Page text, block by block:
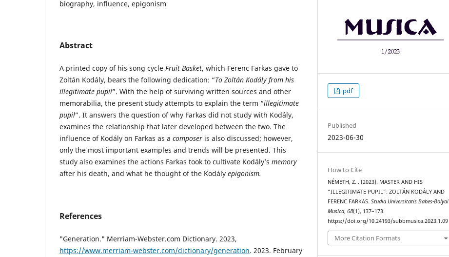
biography, influence, epigonism
Abstract
A printed copy of his song cycle Fruit Basket, which Ferenc Farkas gave to
Zoltán Kodály, bears the following dedication: “To Zoltán Kodály from his
illegitimate pupil”. With the help of surviving written sources and other
memorabilia, the present study attempts to explain the term “illegitimate
pupil”. It answers the question of why Farkas did not study with Kodály,
examines the relationship that later developed between the two. The
influence of Kodály on Farkas as a composer is also discussed; however,
only the most important examples and trends will be presented. This
study also examines the actions Farkas took to cultivate Kodály’s memory
after his death, and what he thought of the Kodály epigonism.
References
"Generation." Merriam-Webster.com Dictionary. 2023,
https://www.merriam-webster.com/dictionary/generation. 2023. February
pdf
Published
2023-06-30
How to Cite
NÉMETH, Z. . (2023). MASTER AND HIS
“ILLEGITIMATE PUPIL”: ZOLTÁN KODÁLY AND
FERENC FARKAS.Studia Universitatis Babes-Bolyai
Musica,68(1), 137–173.
https://doi.org/10.24193/subbmusica.2023.1.09
More Citation Formats